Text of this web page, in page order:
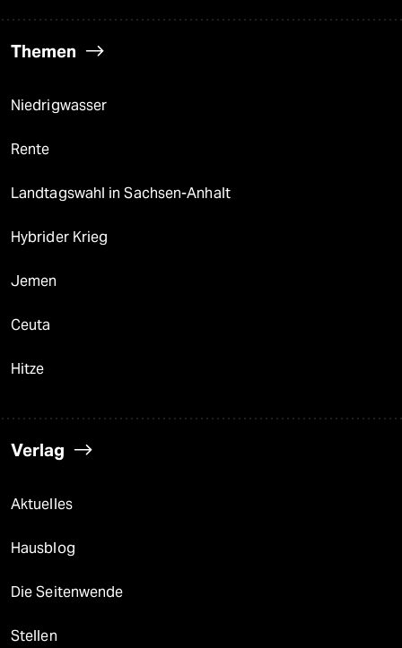
Themen
Niedrigwasser
Rente
Landtagswahl in Sachsen-Anhalt
Hybrider Krieg
Jemen
Ceuta
Hitze
Verlag
Aktuelles
Hausblog
Die Seitenwende
Stellen